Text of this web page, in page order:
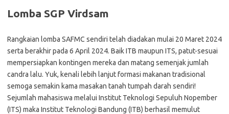
Lomba SGP Virdsam
Rangkaian lomba SAFMC sendiri telah diadakan mulai 20 Maret 2024
serta berakhir pada 6 April 2024. Baik ITB maupun ITS, patut-sesuai
mempersiapkan kontingen mereka dan matang semenjak jumlah
candra lalu. Yuk, kenali lebih lanjut formasi makanan tradisional
semoga semakin kama masakan tanah tumpah darah sendiri!
Sejumlah mahasiswa melalui Institut Teknologi Sepuluh Nopember
(ITS) maka Institut Teknologi Bandung (ITB) berhasil memulut